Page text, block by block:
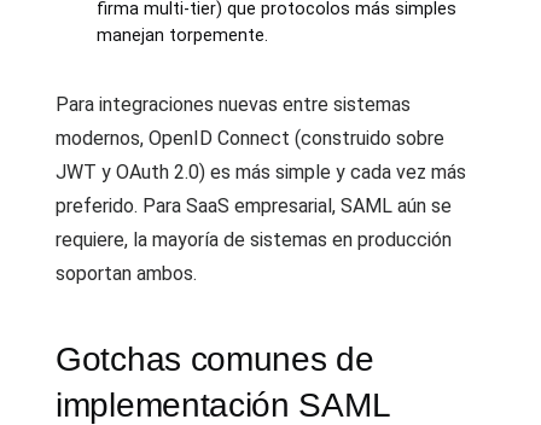
firma multi-tier) que protocolos más simples
manejan torpemente.
Para integraciones nuevas entre sistemas
modernos, OpenID Connect (construido sobre
JWT y OAuth 2.0) es más simple y cada vez más
preferido. Para SaaS empresarial, SAML aún se
requiere, la mayoría de sistemas en producción
soportan ambos.
Gotchas comunes de
implementación SAML